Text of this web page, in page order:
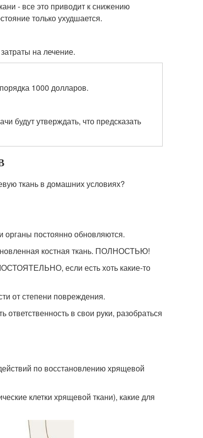
- все это приводит к снижению
только ухудшается.
на лечение.
1000 долларов.
будут утверждать, что предсказать
ткань в домашних условиях?
постоянно обновляются.
костная ткань. ПОЛНОСТЬЮ!
если есть хоть какие-то
от степени повреждения.
в свои руки, разобраться
по восстановлению хрящевой
клетки хрящевой ткани), какие для